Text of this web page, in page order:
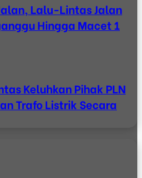
Lalu-Lintas Jalan
Hingga Macet 1
Keluhkan Pihak PLN
Trafo Listrik Secara